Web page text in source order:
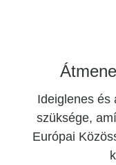
Ideiglenes és
szüksége,
Európai